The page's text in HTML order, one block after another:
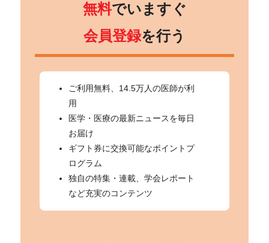
無料でいますぐ
会員登録を行う
ご利用無料、14.5万人の医師が利
用
医学・医療の最新ニュースを毎日
お届け
ギフト券に交換可能なポイントプ
ログラム
独自の特集・連載、学会レポート
など充実のコンテンツ